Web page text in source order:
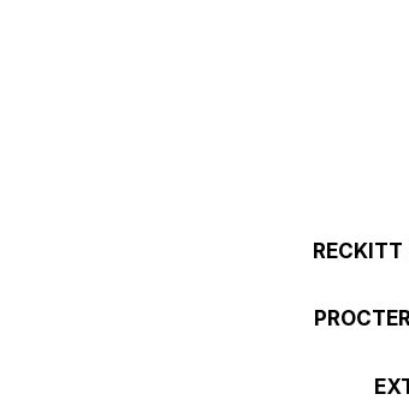
RECKITT